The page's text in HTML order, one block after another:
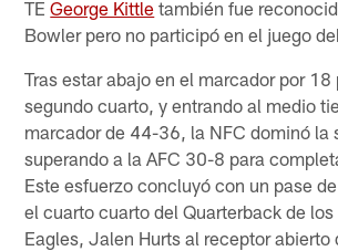
TEGeorge Kittle también fue
Bowler pero no participó en el juego
Tras estar abajo en el marcador por 18
segundo cuarto, y entrando al medio
marcador de 44-36, la NFC dominó la
superando a la AFC 30-8 para
Este esfuerzo concluyó con un pase
el cuarto cuarto del Quarterback de
Eagles, Jalen Hurts al receptor abierto